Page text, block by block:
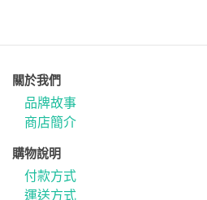
關於我們
品牌故事
商店簡介
購物說明
付款方式
運送方式